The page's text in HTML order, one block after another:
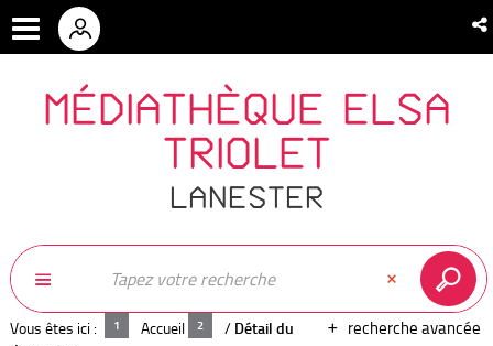
MÉDIATHÈQUE ELSA
TRIOLET
LANESTER
recherche avancée
Vous êtes ici : Accueil / Détail du